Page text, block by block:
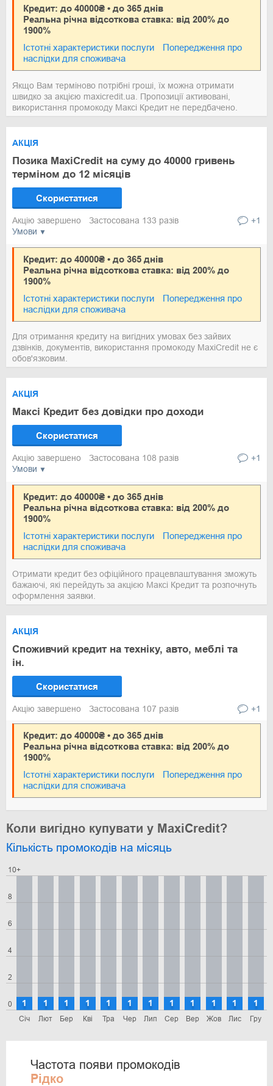
Кредит: до 40000₴ • до 365 днів
Реальна річна відсоткова ставка: від 200% до
1900%
Істотні характеристики послуги
Попередження про
наслідки для споживача
Якщо Вам терміново потрібні гроші, їх можна отримати
швидко за акцією maxicredit.ua. Пропозиції активовані,
використання промокоду Максі Кредит не передбачено.
Умови
АКЦІЯ
Позика MaxiCredit на суму до 40000 гривень
терміном до 12 місяців
Скористатися
Акцію завершено Застосована 133 разів +1
Кредит: до 40000₴ • до 365 днів
Реальна річна відсоткова ставка: від 200% до
1900%
Істотні характеристики послуги
Попередження про
наслідки для споживача
Для отримання кредиту на вигідних умовах без зайвих
дзвінків, документів, використання промокоду MaxiCredit не є
обов'язковим.
Умови
АКЦІЯ
Максі Кредит без довідки про доходи
Скористатися
Акцію завершено Застосована 108 разів +1
Кредит: до 40000₴ • до 365 днів
Реальна річна відсоткова ставка: від 200% до
1900%
Істотні характеристики послуги
Попередження про
наслідки для споживача
Отримати кредит без офіційного працевлаштування зможуть
бажаючі, які перейдуть за акцією Максі Кредит та розпочнуть
оформлення заявки.
АКЦІЯ
Споживчий кредит на техніку, авто, меблі та
ін.
Скористатися
Акцію завершено Застосована 107 разів +1
Кредит: до 40000₴ • до 365 днів
Реальна річна відсоткова ставка: від 200% до
1900%
Істотні характеристики послуги
Попередження про
наслідки для споживача
Коли вигідно купувати у MaxiCredit?
Кількість промокодів на місяць
0
2
4
6
8
10+
Січ
1
Лют
1
Бер
1
Кві
1
Тра
1
Чер
1
Лип
1
Сер
1
Вер
1
Жов
1
Лис
1
Гру
1
Частота появи промокодів
Рідко